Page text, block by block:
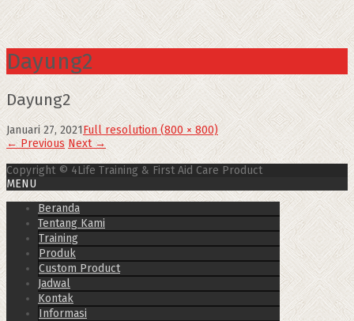
Dayung2
Dayung2
Januari 27, 2021Full resolution (800 × 800)
←Previous Next→
Copyright © 4Life Training & First Aid Care Product
MENU
Beranda
Tentang Kami
Training
Produk
Custom Product
Jadwal
Kontak
Informasi